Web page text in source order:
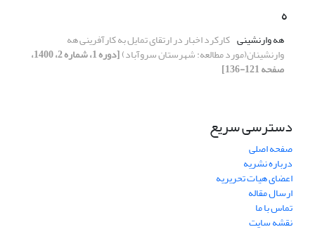
ه
هه وارنشینی کارکرد اخبار در ارتقای تمایل به کارآفرینی هه
وارنشینان(مورد مطالعه: شهرستان سروآباد) [دوره 1، شماره 2، 1400،
صفحه 121-136]
دسترسی سریع
صفحه اصلی
درباره نشریه
اعضای هیات تحریریه
ارسال مقاله
تماس با ما
نقشه سایت